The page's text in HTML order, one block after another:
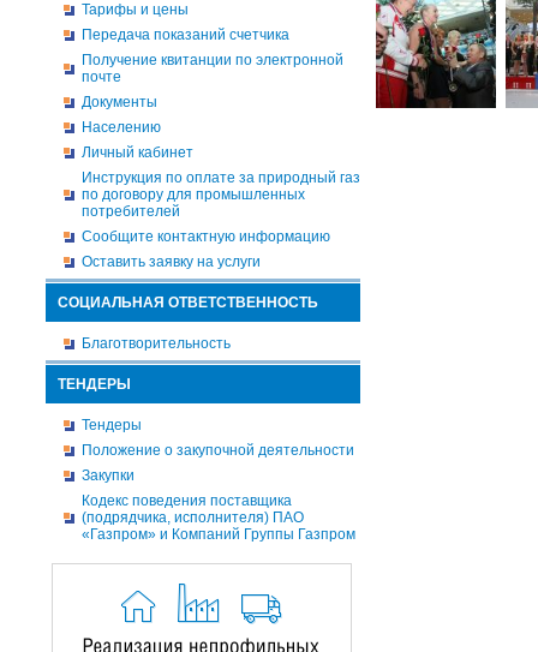
Тарифы и цены
Передача показаний счетчика
Получение квитанции по электронной
почте
Документы
Населению
Личный кабинет
Инструкция по оплате за природный газ
по договору для промышленных
потребителей
Сообщите контактную информацию
Оставить заявку на услуги
СОЦИАЛЬНАЯ ОТВЕТСТВЕННОСТЬ
Благотворительность
ТЕНДЕРЫ
Тендеры
Положение о закупочной деятельности
Закупки
Кодекс поведения поставщика
(подрядчика, исполнителя) ПАО
«Газпром» и Компаний Группы Газпром